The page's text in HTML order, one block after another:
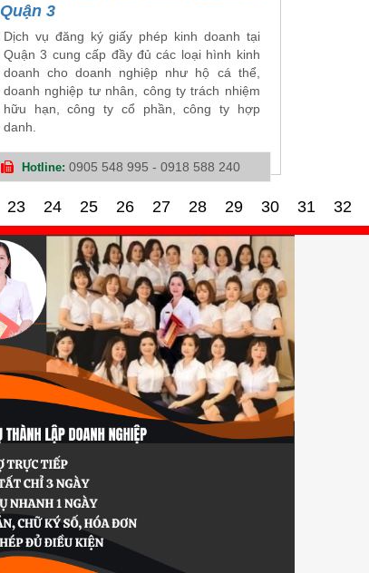
Quận 3
Dịch vụ đăng ký giấy phép kinh doanh tại
Quận 3 cung cấp đầy đủ các loại hình kinh
doanh cho doanh nghiệp như hộ cá thể,
doanh nghiệp tư nhân, công ty trách nhiệm
hữu hạn, công ty cổ phần, công ty hợp
danh.
Hotline:0905 548 995 - 0918 588 240
23 24 25 26 27 28 29 30 31 32